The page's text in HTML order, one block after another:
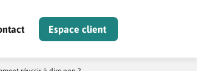
Espace client